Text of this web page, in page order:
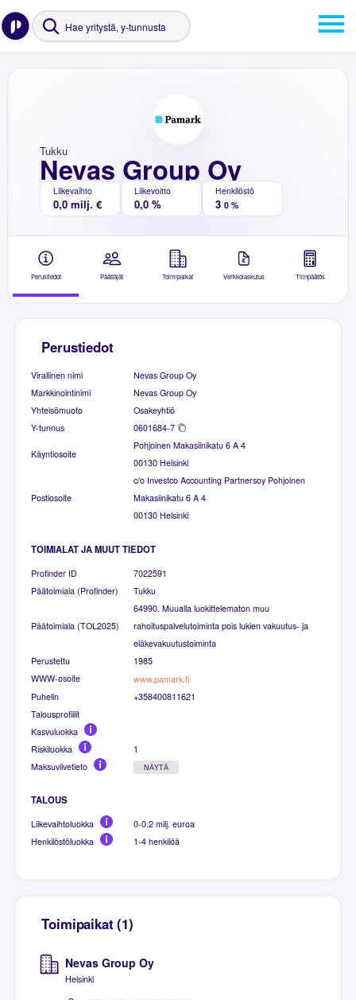
Nevas Group Oy
Tukku
Liikevaihto
0,0 milj. €
Liikevoitto
0,0 %
Henkilöstö
3 0 %
Perustiedot Päättäjät Toimipaikat Verkkolaskutus Tilinpäätös
Perustiedot
Virallinen nimi
Nevas Group Oy
Markkinointinimi
Nevas Group Oy
Yhteisömuoto
Osakeyhtiö
Y-tunnus
0601684-7
Käyntiosoite
Pohjoinen Makasiinikatu 6 A 4
00130 Helsinki
Postiosoite
c/o Investco Accounting Partnersoy Pohjoinen
Makasiinikatu 6 A 4
00130 Helsinki
TOIMIALAT JA MUUT TIEDOT
Profinder ID
7022591
Päätoimiala (Profinder)
Tukku
Päätoimiala (TOL2025)
64990. Muualla luokittelematon muu
rahoituspalvelutoiminta pois lukien vakuutus- ja
eläkevakuutustoiminta
Perustettu
1985
WWW-osoite
www.pamark.fi
Puhelin
+358400811621
Talousprofiilit
Kasvuluokka
Riskiluokka
1
Maksuviivetieto
NÄYTÄ
TALOUS
Liikevaihtoluokka
0-0.2 milj. euroa
Henkilöstöluokka
1-4 henkilöä
Toimipaikat (1)
Nevas Group Oy
Helsinki